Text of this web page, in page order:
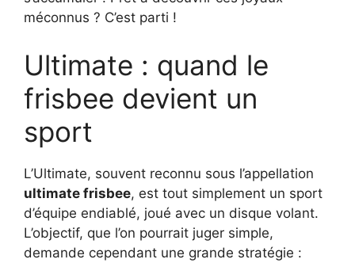
méconnus ? C’est parti !
Ultimate : quand le
frisbee devient un
sport
L’Ultimate, souvent reconnu sous l’appellation
ultimate frisbee, est tout simplement un sport
d’équipe endiablé, joué avec un disque volant.
L’objectif, que l’on pourrait juger simple,
demande cependant une grande stratégie :